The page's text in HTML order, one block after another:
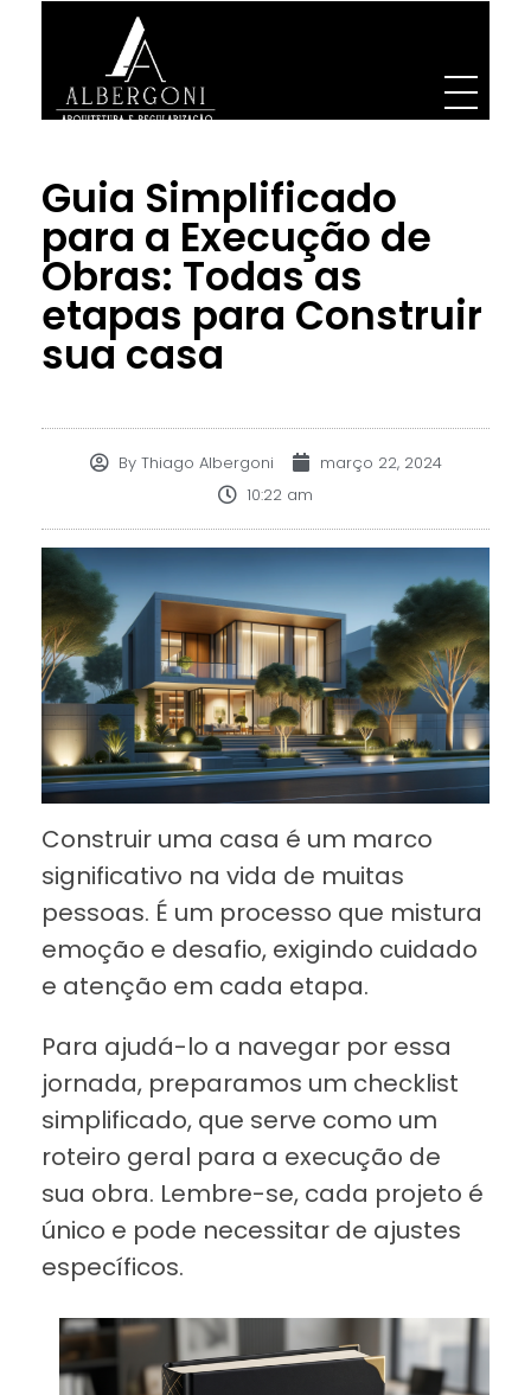
Guia Simplificado
para a Execução de
Obras: Todas as
etapas para Construir
sua casa
ByThiago Albergoni
março 22, 2024
10:22 am
Construir uma casa é um marco
significativo na vida de muitas
pessoas. É um processo que mistura
emoção e desafio, exigindo cuidado
e atenção em cada etapa.
Para ajudá-lo a navegar por essa
jornada, preparamos um checklist
simplificado, que serve como um
roteiro geral para a execução de
sua obra. Lembre-se, cada projeto é
único e pode necessitar de ajustes
específicos.